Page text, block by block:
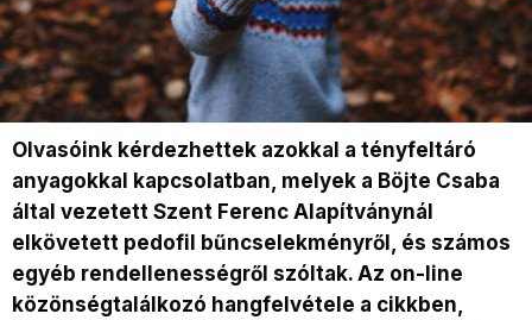
Olvasóink kérdezhettek azokkal a tényfeltáró
anyagokkal kapcsolatban, melyek a Böjte Csaba
által vezetett Szent Ferenc Alapítványnál
elkövetett pedofil bűncselekményről, és számos
egyéb rendellenességről szóltak. Az on-line
közönségtalálkozó hangfelvétele a cikkben,